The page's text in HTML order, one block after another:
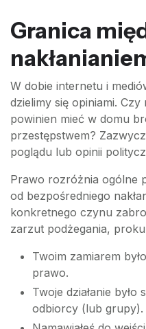
Granica
W dobie internetu i
dzielimy się opiniami.
powinien mieć w domu
przestępstwem?
poglądu lub opinii
Prawo rozróżnia ogólne
od bezpośredniego
konkretnego czynu
zarzut podżegania,
Twoim zamiarem
prawo.
Twoje działanie
odbiorcy (lub grupy).